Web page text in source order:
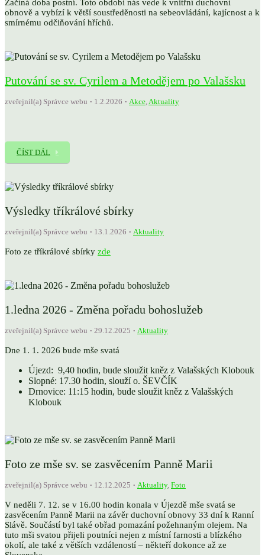
Začíná doba postní. Toto období nás vede k vnitřní duchovní
obnově a vybízí k větší soustředěnosti na sebeovládání, kajícnost a k
smírnému odčiňování hříchů.
Putování se sv. Cyrilem a Metodějem po Valašsku
zveřejnil(a) Správce webu 1.2.2026 Akce,Aktuality
ČÍST DÁL
Výsledky tříkrálové sbírky
zveřejnil(a) Správce webu 13.1.2026 Aktuality
Foto ze tříkrálové sbírky zde
1.ledna 2026 - Změna pořadu bohoslužeb
zveřejnil(a) Správce webu 29.12.2025 Aktuality
Dne 1. 1. 2026 bude mše svatá
Újezd: 9,40 hodin, bude sloužit kněz z Valašských Klobouk
Slopné: 17.30 hodin, slouží o. ŠEVČÍK
Drnovice: 11:15 hodin, bude sloužit kněz z Valašských
Klobouk
Foto ze mše sv. se zasvěcením Panně Marii
zveřejnil(a) Správce webu 12.12.2025 Aktuality, Foto
V neděli 7. 12. se v 16.00 hodin konala v Újezdě mše svatá se
zasvěcením Panně Marii na závěr duchovní obnovy 33 dní k Ranní
Slávě. Součástí byl také obřad pomazání požehnaným olejem. Na
tuto mši svatou přijeli poutníci nejen z místní farnosti a blízkého
okolí, ale také z větších vzdáleností – někteří dokonce až ze